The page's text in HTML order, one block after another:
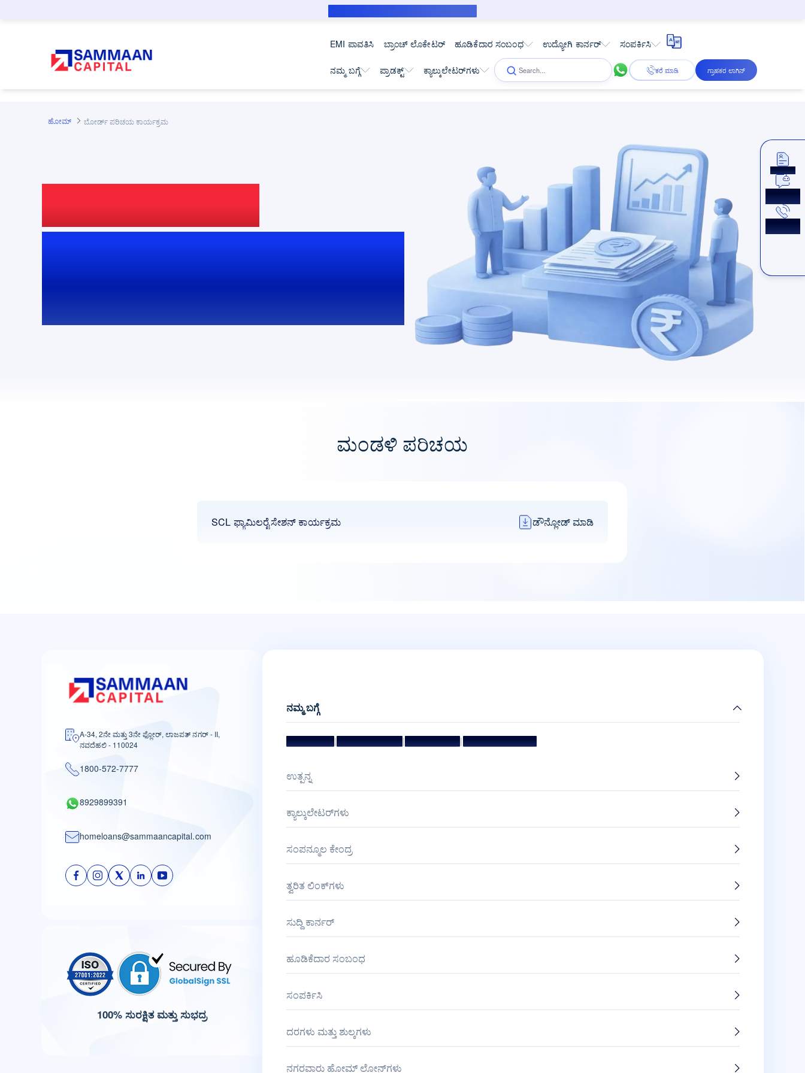
EMI ಪಾವತಿಸಿ ಬ್ರಾಂಚ್ ಲೊಕೇಟರ್ ಹೂಡಿಕೆದಾರ ಸಂಬಂಧ ಉದ್ಯೋಗಿ ಕಾರ್ನರ್ ಸಂಪರ್ಕಿಸಿ
ನಮ್ಮ ಬಗ್ಗೆ ಪ್ರಾಡಕ್ಟ್ ಕ್ಯಾಲ್ಕುಲೇಟರ್‌ಗಳು ಕರೆ ಮಾಡಿ ಗ್ರಾಹಕರ ಲಾಗಿನ್
ಹೋಮ್ ಬೋರ್ಡ್ ಪರಿಚಯ ಕಾರ್ಯಕ್ರಮ
ಬೋರ್ಡ್ ಪರಿಚಯ ಮತ್ತು
ಮಂಡಳಿ ಪರಿಚಯ
SCL ಫ್ಯಾಮಿಲರೈಸೇಶನ್ ಕಾರ್ಯಕ್ರಮ ಡೌನ್ಲೋಡ್ ಮಾಡಿ
ಅಪ್ಲೈ ಮಾಡಿ
A-34, 2ನೇ ಮತ್ತು 3ನೇ ಫ್ಲೋರ್, ಲಾಜಪತ್ ನಗರ್ - II,
ನವದೆಹಲಿ - 110024
1800-572-7777
8929899391
homeloans@sammaancapital.com
100% ಸುರಕ್ಷಿತ ಮತ್ತು ಸುಭದ್ರ
ನಮ್ಮ ಬಗ್ಗೆ
ಧ್ಯೇಯ ಮತ್ತು ಗುರಿ|ಮ್ಯಾನೇಜ್‌ಮೆಂಟ್ ಟೀಮ್|ನಿರ್ದೇಶಕರ ಮಂಡಳಿ|ಪ್ರಶಸ್ತಿಗಳು ಮತ್ತು ಗೌರವಗಳು
ಉತ್ಪನ್ನ
ಕ್ಯಾಲ್ಕುಲೇಟರ್‌ಗಳು
ಸಂಪನ್ಮೂಲ ಕೇಂದ್ರ
ತ್ವರಿತ ಲಿಂಕ್‌ಗಳು
ಸುದ್ದಿ ಕಾರ್ನರ್
ಹೂಡಿಕೆದಾರ ಸಂಬಂಧ
ಸಂಪರ್ಕಿಸಿ
ದರಗಳು ಮತ್ತು ಶುಲ್ಕಗಳು
ನಗರವಾರು ಹೋಮ್ ಲೋನ್‌ಗಳು